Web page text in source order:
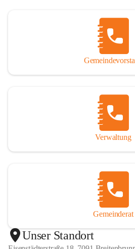
Verwaltung
Gemeinderat
Unser Standort